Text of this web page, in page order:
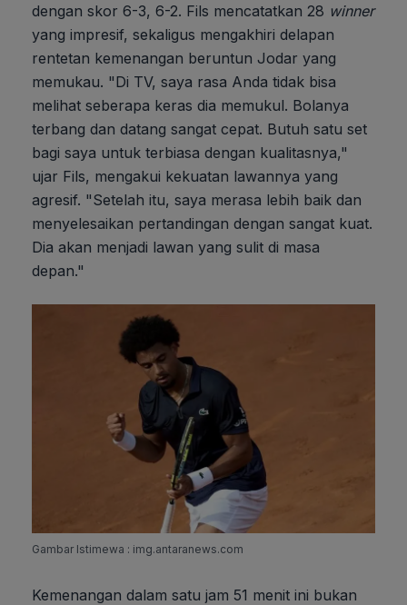
dengan skor 6-3, 6-2. Fils mencatatkan 28 winner
yang impresif, sekaligus mengakhiri delapan
rentetan kemenangan beruntun Jodar yang
memukau. "Di TV, saya rasa Anda tidak bisa
melihat seberapa keras dia memukul. Bolanya
terbang dan datang sangat cepat. Butuh satu set
bagi saya untuk terbiasa dengan kualitasnya,"
ujar Fils, mengakui kekuatan lawannya yang
agresif. "Setelah itu, saya merasa lebih baik dan
menyelesaikan pertandingan dengan sangat kuat.
Dia akan menjadi lawan yang sulit di masa
depan."
Gambar Istimewa : img.antaranews.com
Kemenangan dalam satu jam 51 menit ini bukan